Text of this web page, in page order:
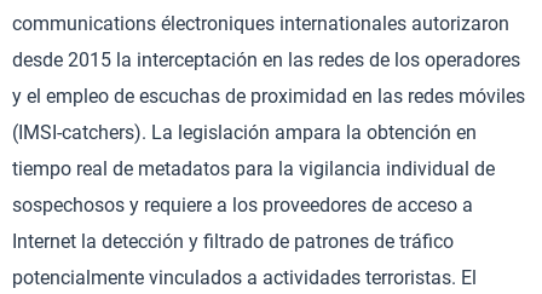
communications électroniques internationales autorizaron
desde 2015 la interceptación en las redes de los operadores
y el empleo de escuchas de proximidad en las redes móviles
(IMSI-catchers). La legislación ampara la obtención en
tiempo real de metadatos para la vigilancia individual de
sospechosos y requiere a los proveedores de acceso a
Internet la detección y filtrado de patrones de tráfico
potencialmente vinculados a actividades terroristas. El